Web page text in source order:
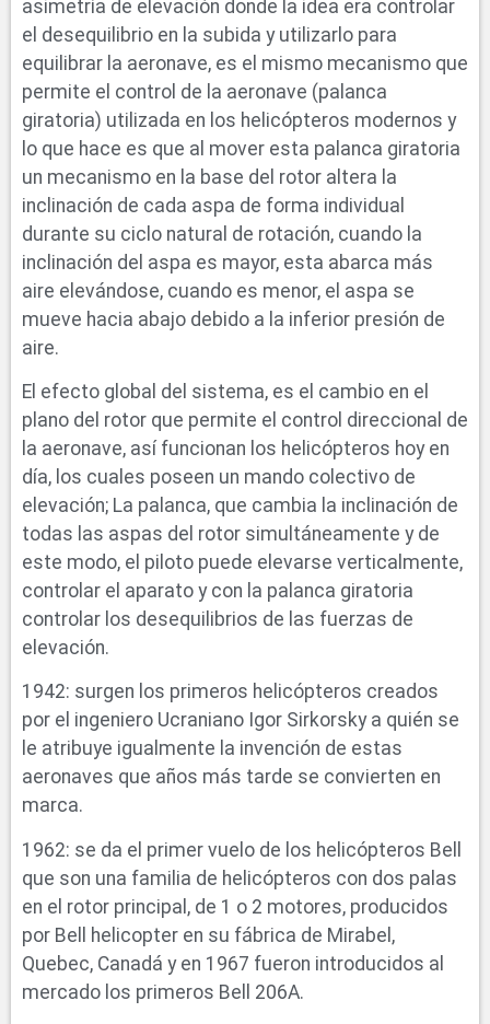
asimetría de elevación donde la idea era controlar
el desequilibrio en la subida y utilizarlo para
equilibrar la aeronave, es el mismo mecanismo que
permite el control de la aeronave (palanca
giratoria) utilizada en los helicópteros modernos y
lo que hace es que al mover esta palanca giratoria
un mecanismo en la base del rotor altera la
inclinación de cada aspa de forma individual
durante su ciclo natural de rotación, cuando la
inclinación del aspa es mayor, esta abarca más
aire elevándose, cuando es menor, el aspa se
mueve hacia abajo debido a la inferior presión de
aire.
El efecto global del sistema, es el cambio en el
plano del rotor que permite el control direccional de
la aeronave, así funcionan los helicópteros hoy en
día, los cuales poseen un mando colectivo de
elevación; La palanca, que cambia la inclinación de
todas las aspas del rotor simultáneamente y de
este modo, el piloto puede elevarse verticalmente,
controlar el aparato y con la palanca giratoria
controlar los desequilibrios de las fuerzas de
elevación.
1942: surgen los primeros helicópteros creados
por el ingeniero Ucraniano Igor Sirkorsky a quién se
le atribuye igualmente la invención de estas
aeronaves que años más tarde se convierten en
marca.
1962: se da el primer vuelo de los helicópteros Bell
que son una familia de helicópteros con dos palas
en el rotor principal, de 1 o 2 motores, producidos
por Bell helicopter en su fábrica de Mirabel,
Quebec, Canadá y en 1967 fueron introducidos al
mercado los primeros Bell 206A.